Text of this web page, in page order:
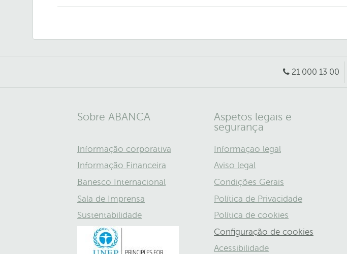
21 000 13 00
Sobre ABANCA
Informação corporativa
Informação Financeira
Banesco Internacional
Sala de Imprensa
Sustentabilidade
Aspetos legais e
segurança
Informaçao legal
Aviso legal
Condições Gerais
Política de Privacidade
Política de cookies
Configuração de cookies
Acessibilidade